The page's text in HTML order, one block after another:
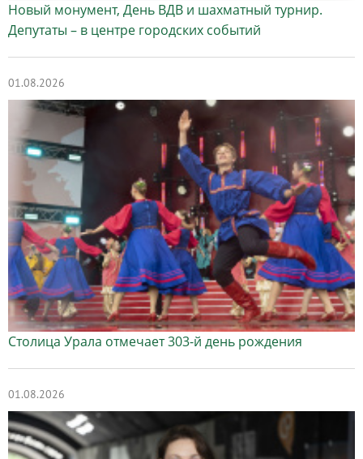
Новый монумент, День ВДВ и шахматный турнир.
Депутаты – в центре городских событий
01.08.2026
Столица Урала отмечает 303-й день рождения
01.08.2026